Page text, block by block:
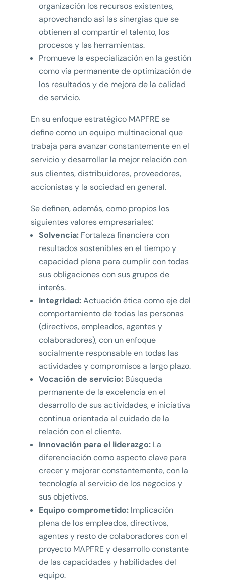
organización los recursos existentes,
aprovechando así las sinergias que se
obtienen al compartir el talento, los
procesos y las herramientas.
Promueve la especialización en la gestión
como vía permanente de optimización de
los resultados y de mejora de la calidad
de servicio.
En su enfoque estratégico MAPFRE se
define como un equipo multinacional que
trabaja para avanzar constantemente en el
servicio y desarrollar la mejor relación con
sus clientes, distribuidores, proveedores,
accionistas y la sociedad en general.
Se definen, además, como propios los
siguientes valores empresariales:
Solvencia: Fortaleza financiera con
resultados sostenibles en el tiempo y
capacidad plena para cumplir con todas
sus obligaciones con sus grupos de
interés.
Integridad: Actuación ética como eje del
comportamiento de todas las personas
(directivos, empleados, agentes y
colaboradores), con un enfoque
socialmente responsable en todas las
actividades y compromisos a largo plazo.
Vocación de servicio: Búsqueda
permanente de la excelencia en el
desarrollo de sus actividades, e iniciativa
continua orientada al cuidado de la
relación con el cliente.
Innovación para el liderazgo: La
diferenciación como aspecto clave para
crecer y mejorar constantemente, con la
tecnología al servicio de los negocios y
sus objetivos.
Equipo comprometido: Implicación
plena de los empleados, directivos,
agentes y resto de colaboradores con el
proyecto MAPFRE y desarrollo constante
de las capacidades y habilidades del
equipo.